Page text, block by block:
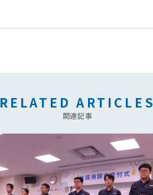
RELATED ARTICLES
関連記事